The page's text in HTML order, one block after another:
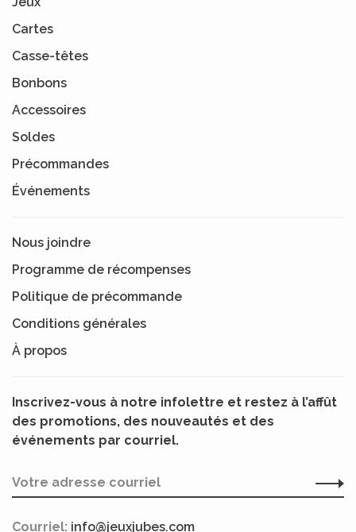
Cartes
Casse-têtes
Bonbons
Accessoires
Soldes
Précommandes
Événements
Nous joindre
Programme de récompenses
Politique de précommande
Conditions générales
À propos
Inscrivez-vous à notre infolettre et restez à l’affût
des promotions, des nouveautés et des
événements par courriel.
Courriel: info@jeuxjubes.com